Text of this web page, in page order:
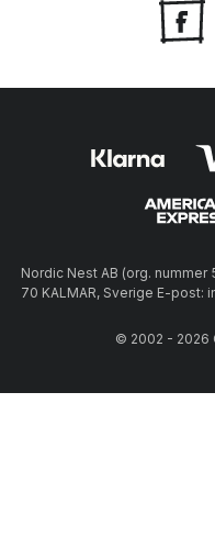
Nordic Nest AB (org.
70 KALMAR, Sverige E-
© 2002 - 2026